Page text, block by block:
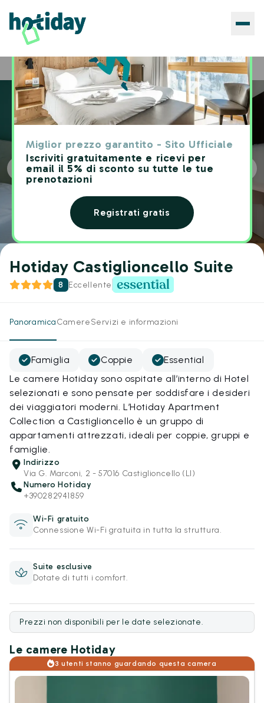
Miglior prezzo garantito - Sito Ufficiale
Iscriviti gratuitamente e ricevi per
email il 5% di sconto su tutte le tue
prenotazioni
Registrati gratis
Home Hotels Hotiday Castiglioncello Suite
Hotiday Castiglioncello Suite
8 Eccellente
PanoramicaCamereServizi e informazioni
Famiglia Coppie
Essential
Le camere Hotiday sono ospitate all’interno di Hotel
selezionati e sono pensate per soddisfare i desideri
dei viaggiatori moderni. L’Hotiday Apartment
Collection a Castiglioncello è un gruppo di
appartamenti attrezzati, ideali per coppie, gruppi e
famiglie.
Indirizzo
Via G. Marconi, 2 - 57016 Castiglioncello (LI)
Numero Hotiday
+390282941859
Wi-Fi gratuito
Connessione Wi-Fi gratuita in tutta la struttura.
Suite esclusive
Dotate di tutti i comfort.
Prezzi non disponibili per le date selezionate.
Le camere Hotiday
3 utenti stanno guardando questa camera